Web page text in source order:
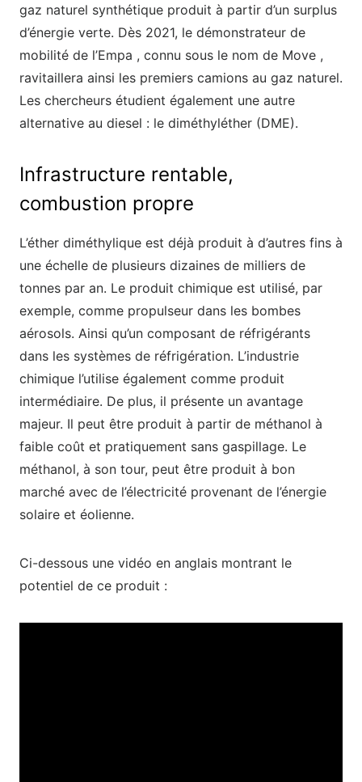
gaz naturel synthétique produit à partir d’un surplus
d’énergie verte. Dès 2021, le démonstrateur de
mobilité de l’Empa , connu sous le nom de Move ,
ravitaillera ainsi les premiers camions au gaz naturel.
Les chercheurs étudient également une autre
alternative au diesel : le diméthyléther (DME).
Infrastructure rentable,
combustion propre
L’éther diméthylique est déjà produit à d’autres fins à
une échelle de plusieurs dizaines de milliers de
tonnes par an. Le produit chimique est utilisé, par
exemple, comme propulseur dans les bombes
aérosols. Ainsi qu’un composant de réfrigérants
dans les systèmes de réfrigération. L’industrie
chimique l’utilise également comme produit
intermédiaire. De plus, il présente un avantage
majeur. Il peut être produit à partir de méthanol à
faible coût et pratiquement sans gaspillage. Le
méthanol, à son tour, peut être produit à bon
marché avec de l’électricité provenant de l’énergie
solaire et éolienne.
Ci-dessous une vidéo en anglais montrant le
potentiel de ce produit :